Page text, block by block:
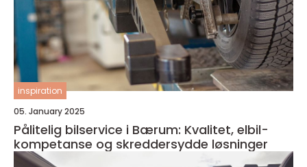
inspiration
05. January 2025
Pålitelig bilservice i Bærum: Kvalitet, elbil-
kompetanse og skreddersydde løsninger